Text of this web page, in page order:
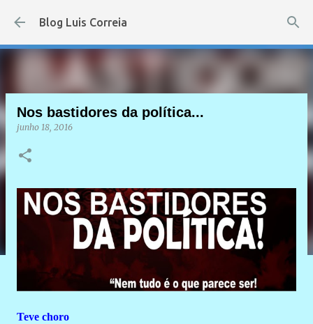
Pular para o conteúdo principal
Blog Luis Correia
Nos bastidores da política...
junho 18, 2016
Teve choro